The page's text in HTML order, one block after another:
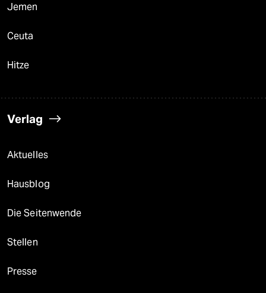
Jemen
Ceuta
Hitze
Verlag
Aktuelles
Hausblog
Die Seitenwende
Stellen
Presse